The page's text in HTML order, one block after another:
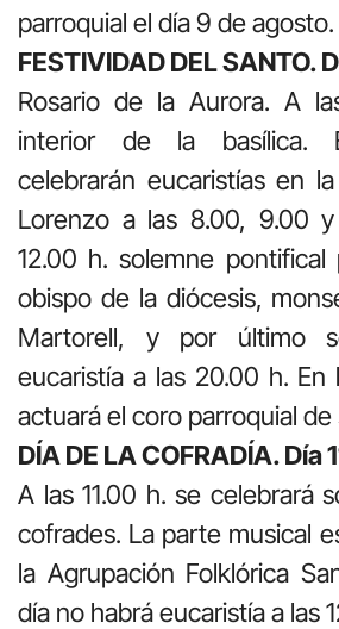
parroquial el día 9 de agosto.
FESTIVIDAD DEL SANTO.
Rosario de la Aurora. A
interior de la basílica.
celebrarán eucaristías en
Lorenzo a las 8.00, 9.00
12.00 h. solemne pontifical
obispo de la diócesis,
Martorell, y por último
eucaristía a las 20.00 h. En
actuará el coro parroquial
DÍA DE LA COFRADÍA. Día
A las 11.00 h. se celebrará
cofrades. La parte musical
la Agrupación Folklórica
día no habrá eucaristía a las